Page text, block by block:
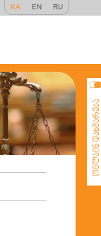
KA EN RU
ონლაინ დახმარება